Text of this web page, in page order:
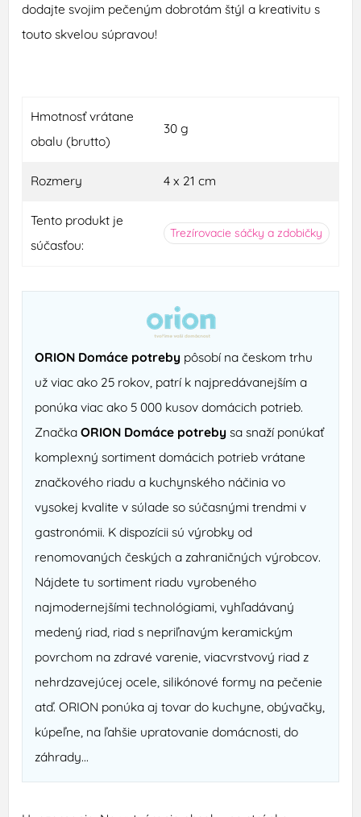
dodajte svojim pečeným dobrotám štýl a kreativitu s
touto skvelou súpravou!
Hmotnosť vrátane
obalu (brutto)
30 g
Rozmery 4 x 21 cm
Tento produkt je
súčasťou:
Trezírovacie sáčky a zdobičky
ORION Domáce potreby pôsobí na českom trhu
už viac ako 25 rokov, patrí k najpredávanejším a
ponúka viac ako 5 000 kusov domácich potrieb.
ZnačkaORION Domáce potreby sa snaží ponúkať
komplexný sortiment domácich potrieb vrátane
značkového riadu a kuchynského náčinia vo
vysokej kvalite v súlade so súčasnými trendmi v
gastronómii. K dispozícii sú výrobky od
renomovaných českých a zahraničných výrobcov.
Nájdete tu sortiment riadu vyrobeného
najmodernejšími technológiami, vyhľadávaný
medený riad, riad s nepriľnavým keramickým
povrchom na zdravé varenie, viacvrstvový riad z
nehrdzavejúcej ocele, silikónové formy na pečenie
atď. ORION ponúka aj tovar do kuchyne, obývačky,
kúpeľne, na ľahšie upratovanie domácnosti, do
záhrady...